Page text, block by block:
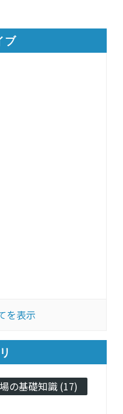
ブ
を表示
の基礎知識 (17)